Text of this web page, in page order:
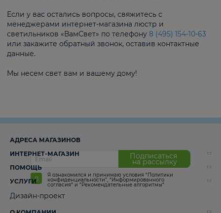
Если у вас остались вопросы, свяжитесь с
менеджерами интернет-магазина люстр и
светильников «ВамСвет» по телефону 8 (495) 154-10-63
или закажите обратный звонок, оставив контактные
данные.
Мы несем свет вам и вашему дому!
Подписаться
на рассылку
Я ознакомился и принимаю условия “Политики
конфиденциальности”, “Информированного
согласия“ и “Рекомендательные алгоритмы“
АДРЕСА МАГАЗИНОВ
ИНТЕРНЕТ-МАГАЗИН
ПОМОЩЬ
УСЛУГИ
Дизайн-проект